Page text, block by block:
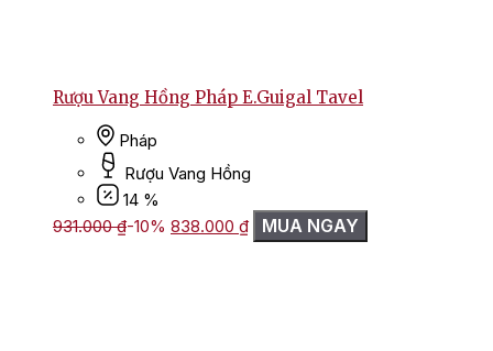
Rượu Vang Hồng Pháp E.Guigal Tavel
Pháp
Rượu Vang Hồng
14 %
931.000₫-10% Giá
gốc
838.000 ₫Giá
hiện
MUA NGAY